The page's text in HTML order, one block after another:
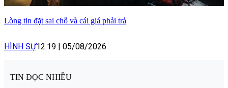
Lòng tin đặt sai chỗ và cái giá phải trả
HÌNH SỰ12:19 05/08/2026
TIN ĐỌC NHIỀU